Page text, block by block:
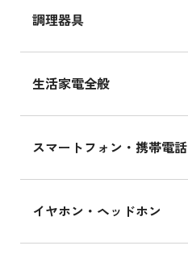
調理器具
生活家電全般
スマートフォン・携帯電話
イヤホン・ヘッドホン